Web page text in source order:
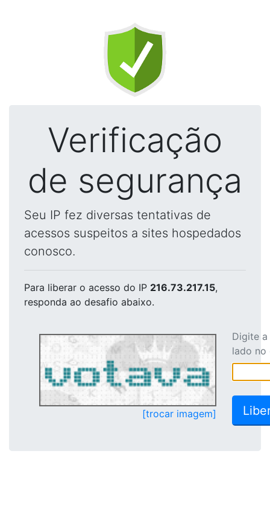
Verificação
de segurança
Seu IP fez diversas tentativas de
acessos suspeitos a sites hospedados
conosco.
Para liberar o acesso do IP 216.73.217.15,
responda ao desafio abaixo.
[trocar imagem]
Digite
lado no